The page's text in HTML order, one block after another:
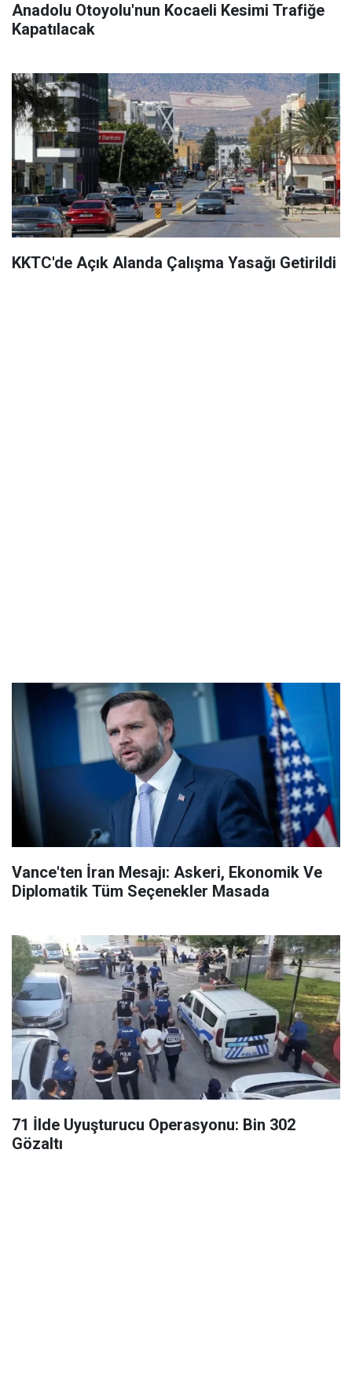
Anadolu Otoyolu'nun Kocaeli Kesimi Trafiğe
Kapatılacak
KKTC'de Açık Alanda Çalışma Yasağı Getirildi
Vance'ten İran Mesajı: Askeri, Ekonomik Ve
Diplomatik Tüm Seçenekler Masada
71 İlde Uyuşturucu Operasyonu: Bin 302
Gözaltı